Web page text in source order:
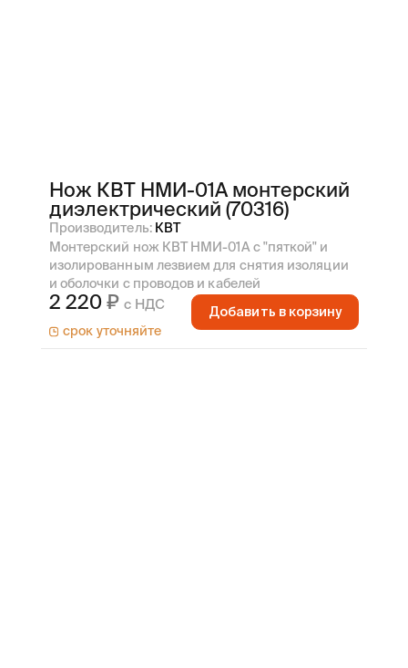
Нож КВТ НМИ-01А монтерский
диэлектрический (70316)
Производитель: КВТ
Монтерский нож КВТ НМИ-01А с "пяткой" и
изолированным лезвием для снятия изоляции
и оболочки с проводов и кабелей
2 220 с НДС
срок уточняйте
Добавить в корзину